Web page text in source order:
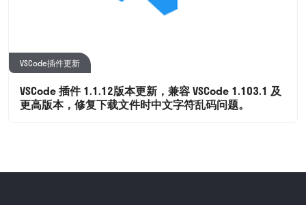
VSCode插件更新
VSCode 插件 1.1.12版本更新，兼容 VSCode 1.103.1 及
更高版本，修复下载文件时中文字符乱码问题。